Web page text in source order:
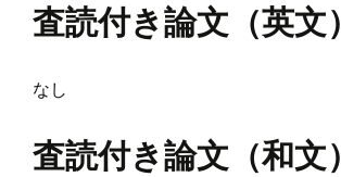
査読付き論文（英文）
なし
査読付き論文（和文）